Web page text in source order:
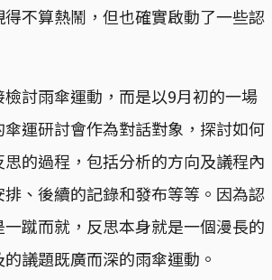
不算熱鬧，但也確實啟動了一些認
討雨傘運動，而是以9月初的一場
運研討會作為對話對象，探討如何
的過程，包括分析的方向及議程內
、後續的記錄和發布等等。因為認
蹴而就，反思本身就是一個漫長的
議題既廣而深的雨傘運動。